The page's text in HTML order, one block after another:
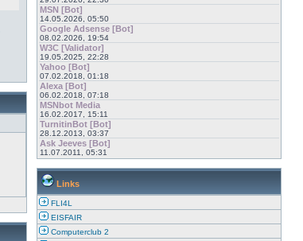
MSN [Bot]
14.05.2026, 05:50
Google Adsense [Bot]
08.02.2026, 19:54
W3C [Validator]
19.05.2025, 22:28
Yahoo [Bot]
07.02.2018, 01:18
Alexa [Bot]
06.02.2018, 07:18
MSNbot Media
16.02.2017, 15:11
TurnitinBot [Bot]
28.12.2013, 03:37
Ask Jeeves [Bot]
11.07.2011, 05:31
Links
FLI4L
EISFAIR
Computerclub 2